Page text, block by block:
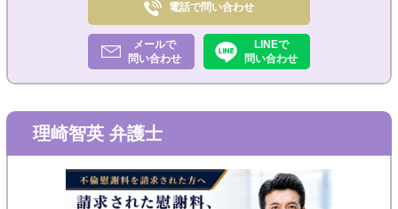
電話で問い合わせ
メールで
問い合わせ
LINEで
問い合わせ
理崎智英 弁護士